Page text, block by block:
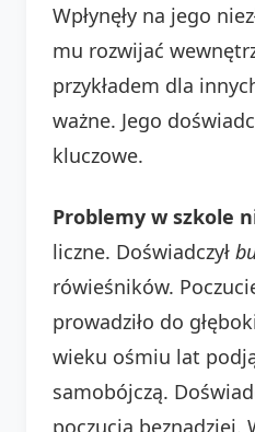
Wpłynęły na jego
mu rozwijać
przykładem dla
ważne. Jego
kluczowe.
Problemy w szkole
liczne. Doświadczył
rówieśników.
prowadziło do
wieku ośmiu lat
samobójczą.
poczucia beznadziei.